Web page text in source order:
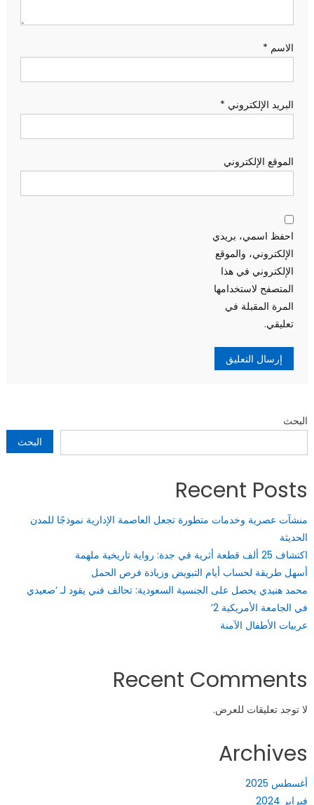
الاسم *
البريد الإلكتروني *
الموقع الإلكتروني
احفظ اسمي، بريدي
الإلكتروني، والموقع
الإلكتروني في هذا
المتصفح لاستخدامها
المرة المقبلة في
تعليقي.
البحث
البحث
Recent Posts
منشآت عصرية وخدمات متطورة تجعل العاصمة الإدارية نموذجًا للمدن
الحديثة
اكتشاف 25 ألف قطعة أثرية في جدة: رواية تاريخية ملهمة
أسهل طريقة لحساب أيام التبويض وزيادة فرص الحمل
محمد هنيدي يحصل على الجنسية السعودية: تحالف فني يقود لـ ‘صعيدي
في الجامعة الأمريكية 2’
عربيات الأطفال الآمنة
Recent Comments
لا توجد تعليقات للعرض.
Archives
أغسطس 2025
فبراير 2024